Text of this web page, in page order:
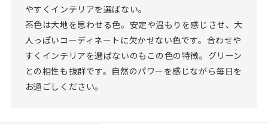
やすくインテリアを選ばない。
茶色は大地を思わせる色。安定や温もりを感じさせ、大
人っぽいコーディネートに欠かせない色です。合わせや
すくインテリアを選ばないのもこの色の特徴。グリーン
との相性も抜群です。自然のパワーを感じながら毎日を
お過ごしください。